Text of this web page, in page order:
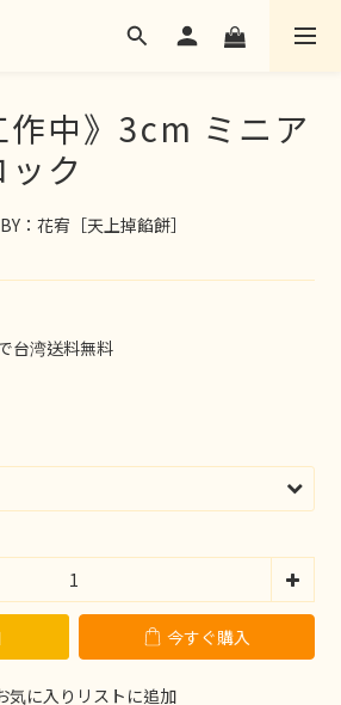
作中》3cm ミニア
ク
：花宥［天上掉餡餅］
台湾送料無料
今すぐ購入
気に入りリストに追加